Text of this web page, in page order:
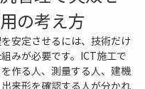
の考え方
安定させるには、技術だけ
みが必要です。ICT施工で
作る人、測量する人、建機
来形を確認する人が分かれ